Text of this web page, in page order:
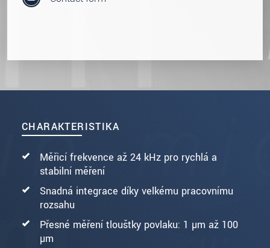
CHARAKTERISTIKA
Měřicí frekvence až 24 kHz pro rychlá a
stabilní měření
Snadná integrace díky velkému pracovnímu
rozsahu
Přesné měření tloušťky povlaku: 1 µm až 100
µm